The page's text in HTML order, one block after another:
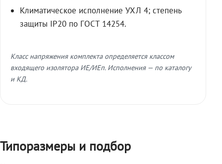
Климатическое исполнение УХЛ 4; степень
защиты IP20 по ГОСТ 14254.
Класс напряжения комплекта определяется классом
входящего изолятора ИЕ/ИЕп. Исполнения — по каталогу
и КД.
Типоразмеры и подбор